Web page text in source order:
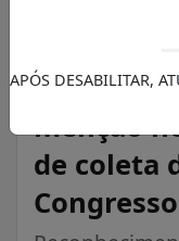
UBS
menção
de coleta
APÓS DESABILITAR,